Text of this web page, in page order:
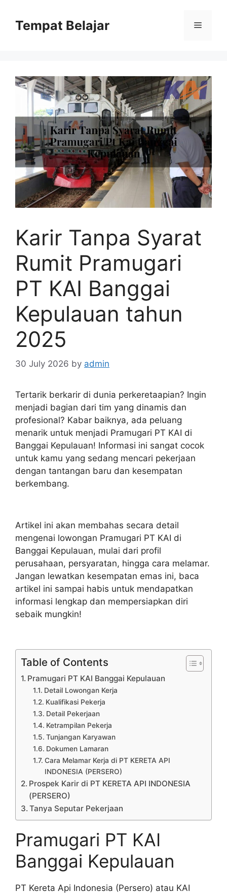
contentTempat Belajar Menu
Karir Tanpa Syarat
Rumit Pramugari
PT KAI Banggai
Kepulauan tahun
2025
30 July 2026 by admin
Tertarik berkarir di dunia perkeretaapian? Ingin
menjadi bagian dari tim yang dinamis dan
profesional? Kabar baiknya, ada peluang
menarik untuk menjadi Pramugari PT KAI di
Banggai Kepulauan! Informasi ini sangat cocok
untuk kamu yang sedang mencari pekerjaan
dengan tantangan baru dan kesempatan
berkembang.
Artikel ini akan membahas secara detail
mengenai lowongan Pramugari PT KAI di
Banggai Kepulauan, mulai dari profil
perusahaan, persyaratan, hingga cara melamar.
Jangan lewatkan kesempatan emas ini, baca
artikel ini sampai habis untuk mendapatkan
informasi lengkap dan mempersiapkan diri
sebaik mungkin!
Table of Contents
Pramugari PT KAI Banggai Kepulauan
Detail Lowongan Kerja
Kualifikasi Pekerja
Detail Pekerjaan
Ketrampilan Pekerja
Tunjangan Karyawan
Dokumen Lamaran
Cara Melamar Kerja di PT KERETA API
INDONESIA (PERSERO)
Prospek Karir di PT KERETA API INDONESIA
(PERSERO)
Tanya Seputar Pekerjaan
Pramugari PT KAI
Banggai Kepulauan
PT Kereta Api Indonesia (Persero) atau KAI